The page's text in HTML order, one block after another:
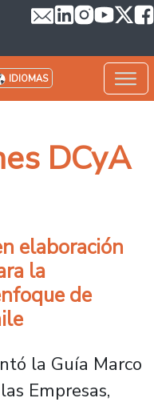
IDIOMAS
DCyA
elaboración
la
de
la Guía Marco
Empresas,